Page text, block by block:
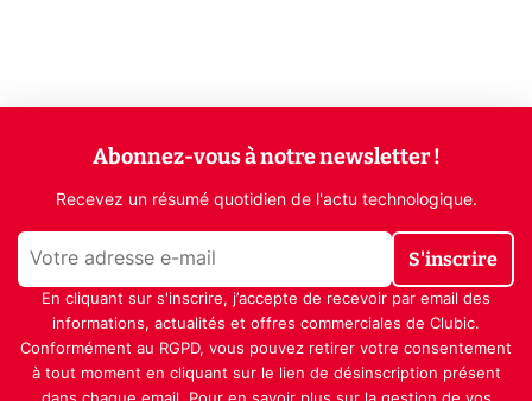
Abonnez-vous à notre newsletter !
Recevez un résumé quotidien de l'actu technologique.
S'inscrire
En cliquant sur s'inscrire, j’accepte de recevoir par email des
informations, actualités et offres commerciales de Clubic.
Conformément au RGPD, vous pouvez retirer votre consentement
à tout moment en cliquant sur le lien de désinscription présent